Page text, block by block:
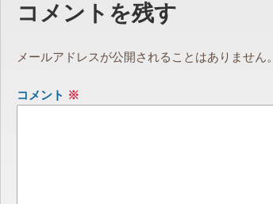
コメントを残す
メールアドレスが公開されることはありません。
コメント ※